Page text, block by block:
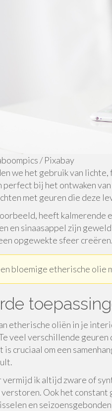
/ Pixabay
we het gebruik van
perfect bij het ontwaken
met geuren die deze
heeft kalmerende
en sinaasappel zijn
opgewekte sfeer creëren.
bloemige etherische olie
etherische oliën in je
veel verschillende
is cruciaal om een
ik altijd zware of
Ook het
en